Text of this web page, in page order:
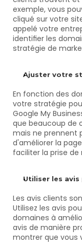
exemple, vous
cliqué sur votre
appelé votre
identifier les
stratégie de
Ajuster votre
En fonction des
votre stratégie
Google My
que beaucoup de
mais ne prennent
d'améliorer la
faciliter la prise de
Utiliser les
Les avis clients
Utilisez les avis
domaines à
avis de manière
montrer que vous